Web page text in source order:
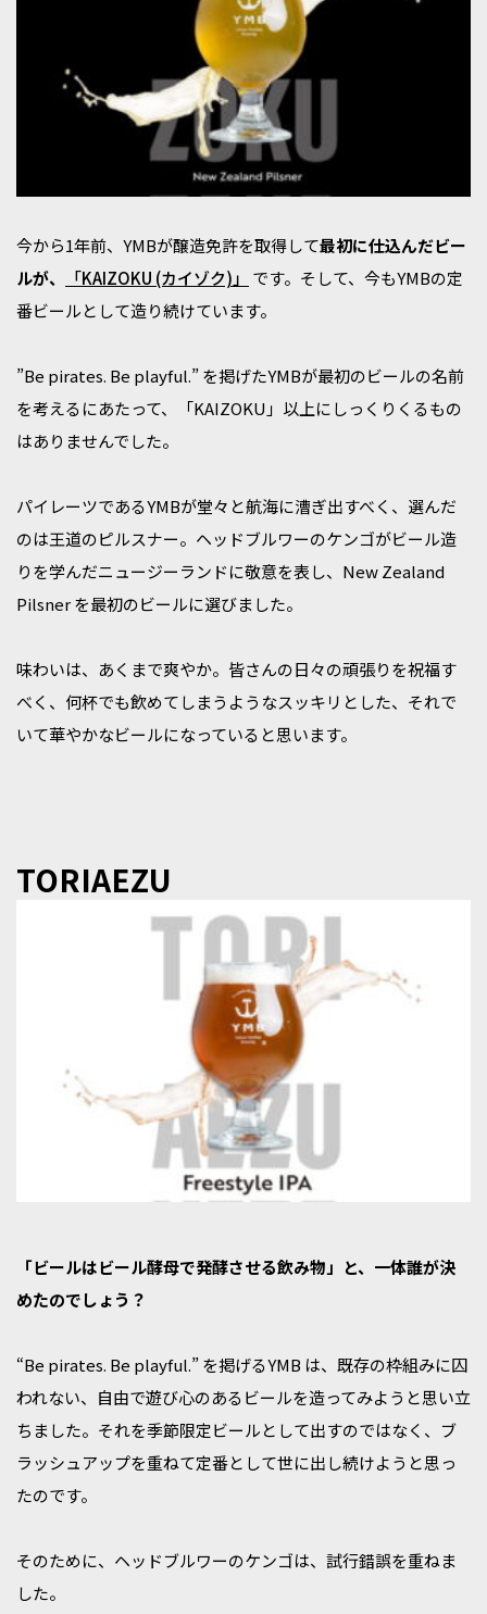
今から1年前、YMBが醸造免許を取得して最初に仕込んだビー
ルが、
「KAIZOKU (カイゾク)」
です。そして、今もYMBの定
番ビールとして造り続けています。
”Be pirates. Be playful.” を掲げたYMBが最初のビールの名前
を考えるにあたって、「KAIZOKU」以上にしっくりくるもの
はありませんでした。
パイレーツであるYMBが堂々と航海に漕ぎ出すべく、選んだ
のは王道のピルスナー。ヘッドブルワーのケンゴがビール造
りを学んだニュージーランドに敬意を表し、New Zealand
Pilsner を最初のビールに選びました。
味わいは、あくまで爽やか。皆さんの日々の頑張りを祝福す
べく、何杯でも飲めてしまうようなスッキリとした、それで
いて華やかなビールになっていると思います。
TORIAEZU
「ビールはビール酵母で発酵させる飲み物」と、一体誰が決
めたのでしょう？
“Be pirates. Be playful.” を掲げるYMB は、既存の枠組みに囚
われない、自由で遊び心のあるビールを造ってみようと思い立
ちました。それを季節限定ビールとして出すのではなく、ブ
ラッシュアップを重ねて定番として世に出し続けようと思っ
たのです。
そのために、ヘッドブルワーのケンゴは、試行錯誤を重ねま
した。